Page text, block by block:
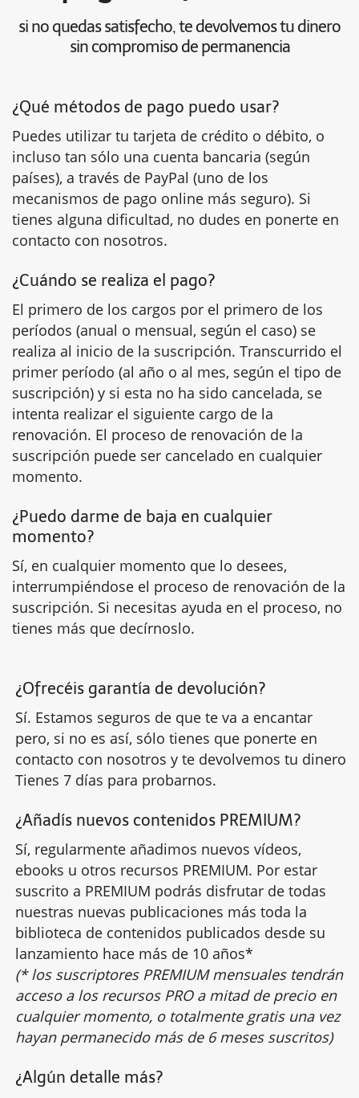
si no quedas satisfecho, te devolvemos tu dinero
sin compromiso de permanencia
¿Qué métodos de pago puedo usar?
Puedes utilizar tu tarjeta de crédito o débito, o
incluso tan sólo una cuenta bancaria (según
países), a través de PayPal (uno de los
mecanismos de pago online más seguro). Si
tienes alguna dificultad, no dudes en ponerte en
contacto con nosotros.
¿Cuándo se realiza el pago?
El primero de los cargos por el primero de los
períodos (anual o mensual, según el caso) se
realiza al inicio de la suscripción. Transcurrido el
primer período (al año o al mes, según el tipo de
suscripción) y si esta no ha sido cancelada, se
intenta realizar el siguiente cargo de la
renovación. El proceso de renovación de la
suscripción puede ser cancelado en cualquier
momento.
¿Puedo darme de baja en cualquier
momento?
Sí, en cualquier momento que lo desees,
interrumpiéndose el proceso de renovación de la
suscripción. Si necesitas ayuda en el proceso, no
tienes más que decírnoslo.
¿Ofrecéis garantía de devolución?
Sí. Estamos seguros de que te va a encantar
pero, si no es así, sólo tienes que ponerte en
contacto con nosotros y te devolvemos tu dinero.
Tienes 7 días para probarnos.
¿Añadís nuevos contenidos PREMIUM?
Sí, regularmente añadimos nuevos vídeos,
ebooks u otros recursos PREMIUM. Por estar
suscrito a PREMIUM podrás disfrutar de todas
nuestras nuevas publicaciones más toda la
biblioteca de contenidos publicados desde su
lanzamiento hace más de 10 años*
(* los suscriptores PREMIUM mensuales tendrán
acceso a los recursos PRO a mitad de precio en
cualquier momento, o totalmente gratis una vez
hayan permanecido más de 6 meses suscritos)
¿Algún detalle más?